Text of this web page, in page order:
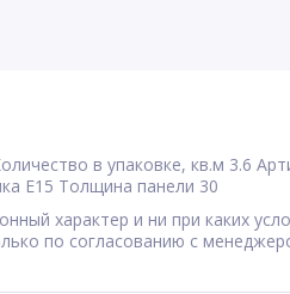
в упаковке, кв.м 3.6
E15 Толщина панели 30
характер и ни при каких
по согласованию с